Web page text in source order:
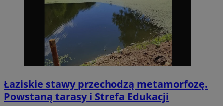
Łaziskie stawy przechodzą metamorfozę.
Powstaną tarasy i Strefa Edukacji